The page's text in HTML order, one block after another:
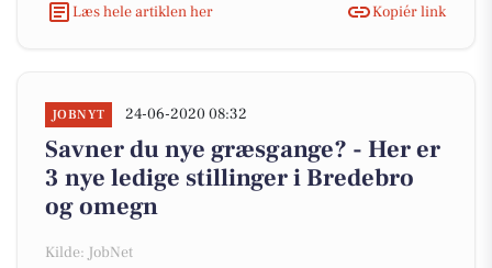
Læs hele artiklen her
Kopiér link
JOBNYT 24-06-2020 08:32
Savner du nye græsgange? - Her er
3 nye ledige stillinger i Bredebro
og omegn
Kilde: JobNet